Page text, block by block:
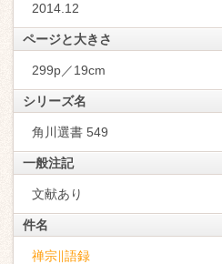
2014.12
ページと大きさ
299p／19cm
シリーズ名
角川選書 549
一般注記
文献あり
件名
禅宗∥語録